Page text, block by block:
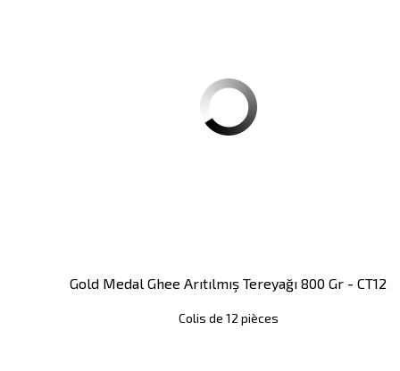
Gold Medal Ghee Arıtılmış Tereyağı 800 Gr - CT12
Colis de 12 pièces